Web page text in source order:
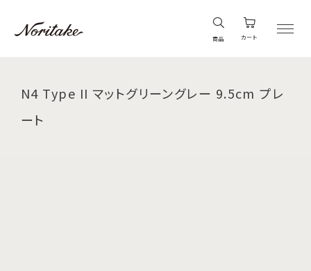
商品 カート
N4 Type II マットグリーングレー 9.5cm プレ
ート